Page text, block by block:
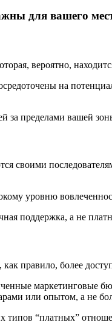
для вашего
вероятно,
на
за пределами вашей
своими
уровню
поддержка, а не
правило, более
маркетинговые
или опытом, а не
типов “платных”